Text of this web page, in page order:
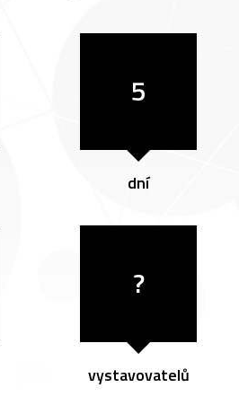
5
dní
?
vystavovatelů